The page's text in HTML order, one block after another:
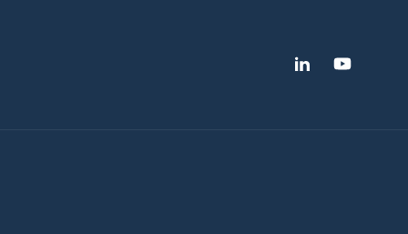
LinkedInYouTube